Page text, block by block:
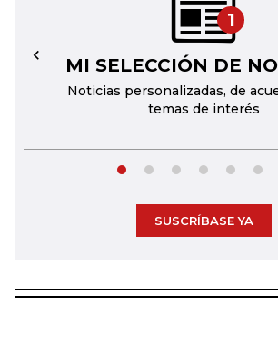
1
MI SELECCIÓN DE
Noticias personalizadas, de
temas de interés
←
SUSCRÍBASE YA